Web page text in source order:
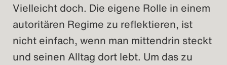
Vielleicht doch. Die eigene Rolle in einem
autoritären Regime zu reflektieren, ist
nicht einfach, wenn man mittendrin steckt
und seinen Alltag dort lebt. Um das zu